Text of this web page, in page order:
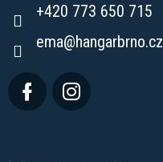
+420 773 650 715
ema@hangarbrno.cz